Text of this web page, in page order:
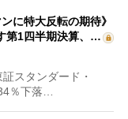
に特大反転の期待》
第1四半期決算、…
スタンダード・
％下落…